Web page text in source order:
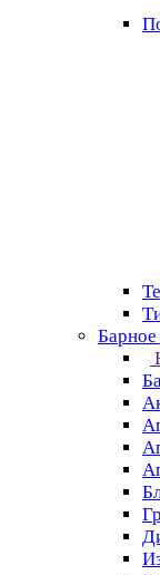
Барное